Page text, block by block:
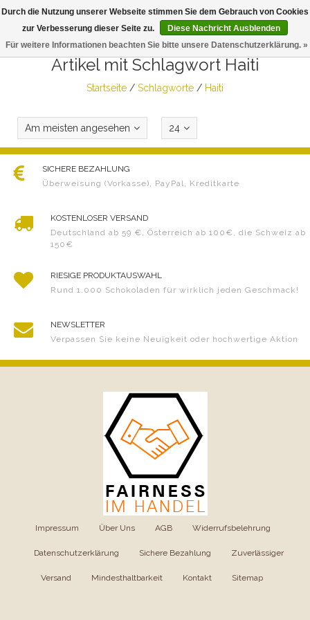
Artikel mit Schlagwort Haiti
Startseite / Schlagworte / Haiti
Am meisten angesehen 24
SICHERE BEZAHLUNG
Überweisung (Vorkasse), PayPal, Kreditkarte
KOSTENLOSER VERSAND
Deutschland ab 59 €, Österreich ab 100€, die Schweiz ab
150€
RIESIGE PRODUKTAUSWAHL
Rund 1.000 Schokoladen für wirklich jeden Geschmack!
NEWSLETTER
Verpassen Sie keine Neuigkeit oder hochwertige Aktion
Impressum Über Uns AGB Widerrufsbelehrung
Datenschutzerklärung Sichere Bezahlung Zuverlässiger
Versand Mindesthaltbarkeit Kontakt Sitemap
Durch die Nutzung unserer Webseite stimmen Sie dem Gebrauch von Cookies
zur Verbesserung dieser Seite zu.
Diese Nachricht Ausblenden
Für weitere Informationen beachten Sie bitte unsere Datenschutzerklärung. »